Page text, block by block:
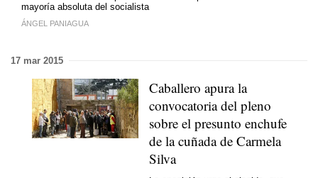
mayoría absoluta del socialista
ÁNGEL PANIAGUA
17 mar 2015
Caballero apura la
convocatoria del pleno
sobre el presunto enchufe
de la cuñada de Carmela
Silva